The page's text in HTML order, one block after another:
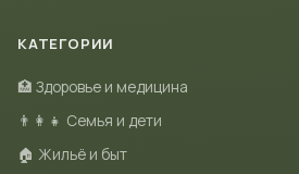
КАТЕГОРИИ
🏥 Здоровье и медицина
👨‍👩‍👧 Семья и дети
🏠 Жильё и быт